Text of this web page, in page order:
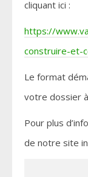
cliquant ici :
https://
construire-et-
Le format
votre dossier
Pour plus
de notre site